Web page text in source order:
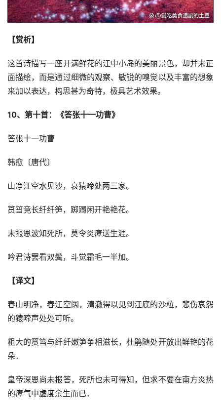
【赏析】
这首诗描写一座开满鲜花的江中小岛的美丽景色，却并未正
面描绘，而是通过细微的观察、敏锐的嗅觉以及丰富的想象
来加以表达，构思甚为奇特，极具艺术效果。
10、第十首：《答张十一功曹》
答张十一功曹
韩愈〔唐代〕
山净江空水见沙，哀猿啼处两三家。
筼筜竞长纤纤笋，踯躅闲开艳艳花。
未报恩波知死所，莫令炎瘴送生涯。
吟君诗罢看双鬓，斗觉霜毛一半加。
【译文】
春山明净，春江空阔，清澈得以见到江底的沙粒，悲伤哀怨
的猿啼声处处可听。
粗大的筼筜与纤纤嫩笋争相滋长，杜鹃随处开放出鲜艳的花
朵．
皇帝深恩尚未报答，死所也未可得知，但求不要在南方炎热
的瘴气中虚度余生而已．